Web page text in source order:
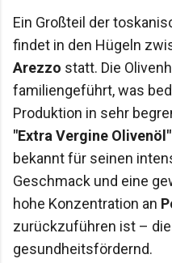
Ein Großteil der
findet in den Hügeln
Arezzo statt. Die
familiengeführt, was
Produktion in sehr
"Extra Vergine Olivenöl"
bekannt für seinen
Geschmack und eine
hohe Konzentration an
zurückzuführen ist –
gesundheitsfördernd.